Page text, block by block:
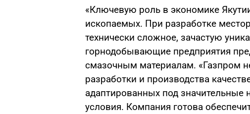
«Ключевую роль в экономике
ископаемых. При разработке
технически сложное, зачастую
горнодобывающие предприятия
смазочным материалам. «Газпром
разработки и производства
адаптированных под значительные
условия. Компания готова